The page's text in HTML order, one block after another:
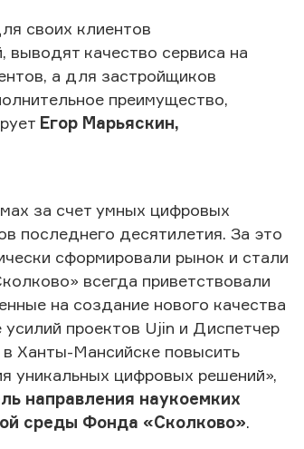
своих клиентов
выводят качество сервиса на
а для застройщиков
преимущество,
Егор Марьяскин,
за счет умных цифровых
последнего десятилетия. За это
сформировали рынок и стали
всегда приветствовали
на создание нового качества
проектов Ujin и Диспетчер
Ханты-Мансийске повысить
уникальных цифровых решений»,
направления наукоемких
среды Фонда «Сколково».